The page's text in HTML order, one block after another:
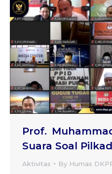
Prof.
Suara Soal
Aktivitas By Humas